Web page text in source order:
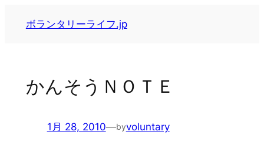
ボランタリーライフ.jp
かんそうＮＯＴＥ
1月 28, 2010—byvoluntary